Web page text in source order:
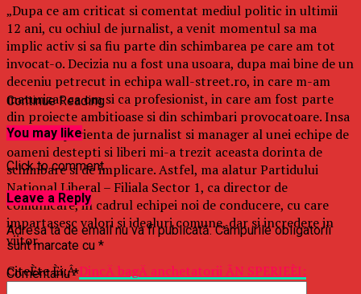
„Dupa ce am criticat si comentat mediul politic in ultimii
12 ani, cu ochiul de jurnalist, a venit momentul sa ma
implic activ si sa fiu parte din schimbarea pe care am tot
invocat-o. Decizia nu a fost una usoara, dupa mai bine de un
deceniu petrecut in echipa wall-street.ro, in care m-am
maturizat ca om si ca profesionist, in care am fost parte
din proiecte ambitioase si din schimbari provocatoare. Insa
tocmai experienta de jurnalist si manager al unei echipe de
oameni destepti si liberi mi-a trezit aceasta dorinta de
schimbare si de implicare. Astfel, ma alatur Partidului
National Liberal – Filiala Sector 1, ca director de
comunicare, in cadrul echipei noi de conducere, cu care
impartasesc valori si idealuri comune, dar si incredere in
viitor.
CiteÈte Èi:ÂDincÄ bagÄ anchetatorii ÃN SPERIEÈI:
Continue Reading
You may like
Click to comment
Leave a Reply
Adresa ta de email nu va fi publicată. Câmpurile obligatorii
sunt marcate cu *
Comentariu*